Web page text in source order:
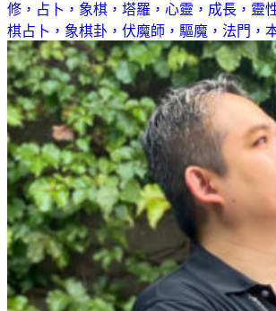
修，占卜，象棋，塔羅，心靈，成長，靈
棋占卜，象棋卦，伏魔師，驅魔，法門，